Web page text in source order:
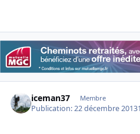
iceman37 Membre
Publication:22 décembre 2013